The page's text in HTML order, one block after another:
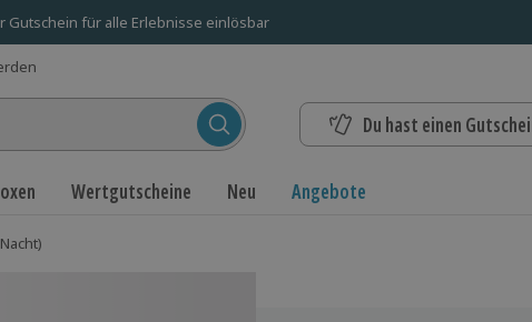
Gutschein für alle Erlebnisse einlösbar
Du hast einen
Wertgutscheine Neu Angebote